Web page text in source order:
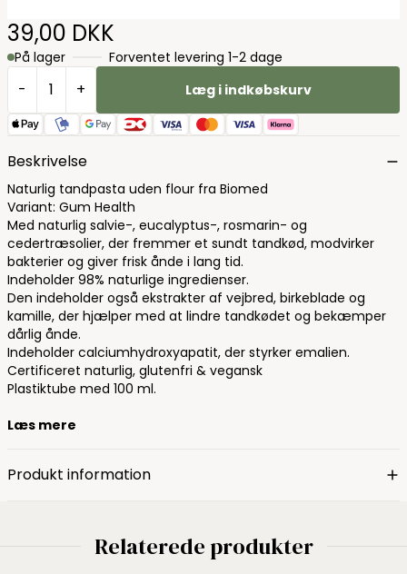
39,00 DKK
På lager Forventet levering 1-2 dage
- + Læg i indkøbskurv
Beskrivelse
Naturlig tandpasta uden flour fra Biomed
Variant: Gum Health
Med naturlig salvie-, eucalyptus-, rosmarin- og
cedertræsolier, der fremmer et sundt tandkød, modvirker
bakterier og giver frisk ånde i lang tid.
Indeholder 98% naturlige ingredienser.
Den indeholder også ekstrakter af vejbred, birkeblade og
kamille, der hjælper med at lindre tandkødet og bekæmper
dårlig ånde.
Indeholder calciumhydroxyapatit, der styrker emalien.
Certificeret naturlig, glutenfri & vegansk
Plastiktube med 100 ml.
Læs mere
Produkt information
Relaterede produkter